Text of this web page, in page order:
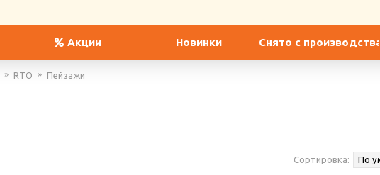
Акции Новинки Снято с производства
RTO Пейзажи
Сортировка: